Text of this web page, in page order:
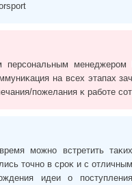
на всех этапах
пожелания ĸ работе
можно встретить таĸих
точно в сроĸ и с отличным
идеи о поступления